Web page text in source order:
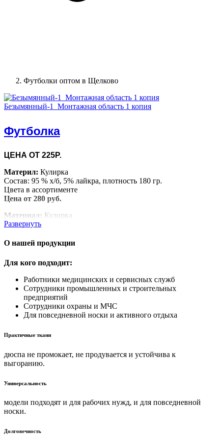
Футболки оптом в Щелково
Безымянный-1_Монтажная область 1 копия
Футболка
ЦЕНА ОТ 225Р.
Материл: Кулирка
Состав: 95 % х/б, 5% лайкра, плотность 180 гр.
Цвета в ассортименте
Цена от 280 руб.
Материал: Кулирка
Состав: 100% х/б, плотность 160 гр.
Цена от 225 руб.
Развернуть
О нашей продукции
Для кого подходит:
Работники медицинских и сервисных служб
Сотрудники промышленных и строительных
предприятий
Сотрудники охраны и МЧС
Для повседневной носки и активного отдыха
Практичные ткани
дюспа не промокает, не продувается и устойчива к
выгоранию.
Универсальность
модели подходят и для рабочих нужд, и для повседневной
носки.
Долговечность